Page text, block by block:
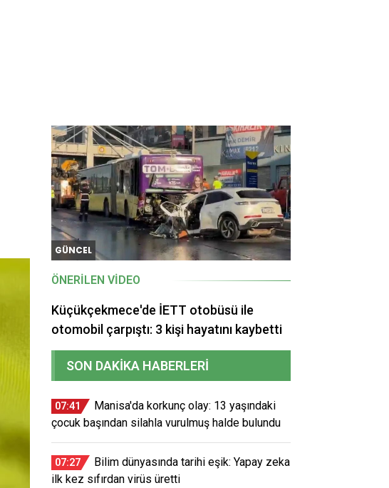
GÜNCEL
ÖNERILEN VIDEO
Küçükçekmece'de İETT otobüsü ile
otomobil çarpıştı: 3 kişi hayatını kaybetti
SON DAKIKA HABERLERI
07:41
Manisa'da korkunç olay: 13 yaşındaki
çocuk başından silahla vurulmuş halde bulundu
07:27
Bilim dünyasında tarihi eşik: Yapay zeka
ilk kez sıfırdan virüs üretti